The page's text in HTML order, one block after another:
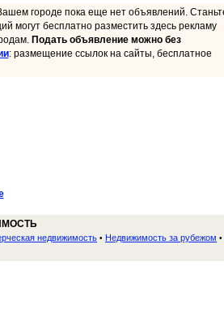
городе пока еще нет объявлений.
могут бесплатно разместить здесь рекламу
Подать объявление можно без
: размещение ссылок на сайты, бесплатное
недвижимость • Недвижимость за рубежом •